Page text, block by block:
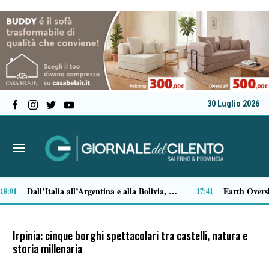
30 Luglio 2026
14:11 14:06
Irpinia: cinque borghi spettacolari tra castelli, natura e
storia millenaria